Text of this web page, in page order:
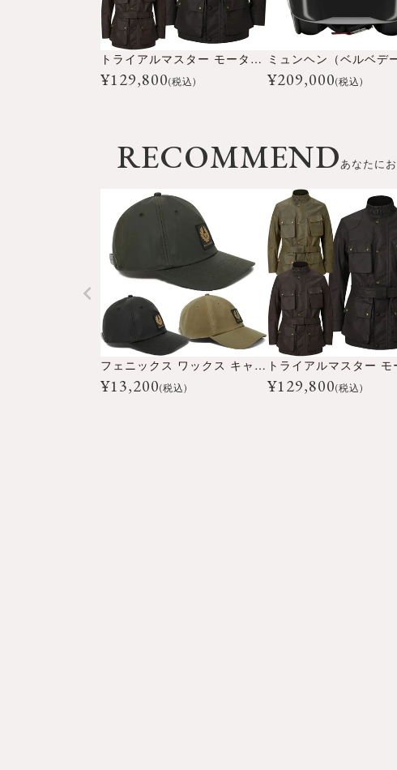
トライアルマスター モーターサイクル ジャケット
¥129,800(税込)
ミュンヘン（ベルベデ
¥209,000(税込)
RECOMMENDあなたに
フェニックス ワックス キャップ
¥13,200(税込) ¥129,800(税込)